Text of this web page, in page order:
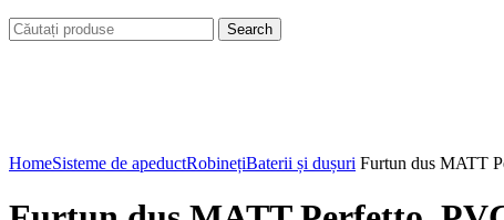
Search
HomeSisteme de apeductRobinețiBaterii și dușuri Furtun dus MATT